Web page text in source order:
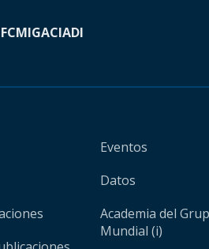
MIGACIADI
Eventos
Datos
Academia del
Mundial (i)